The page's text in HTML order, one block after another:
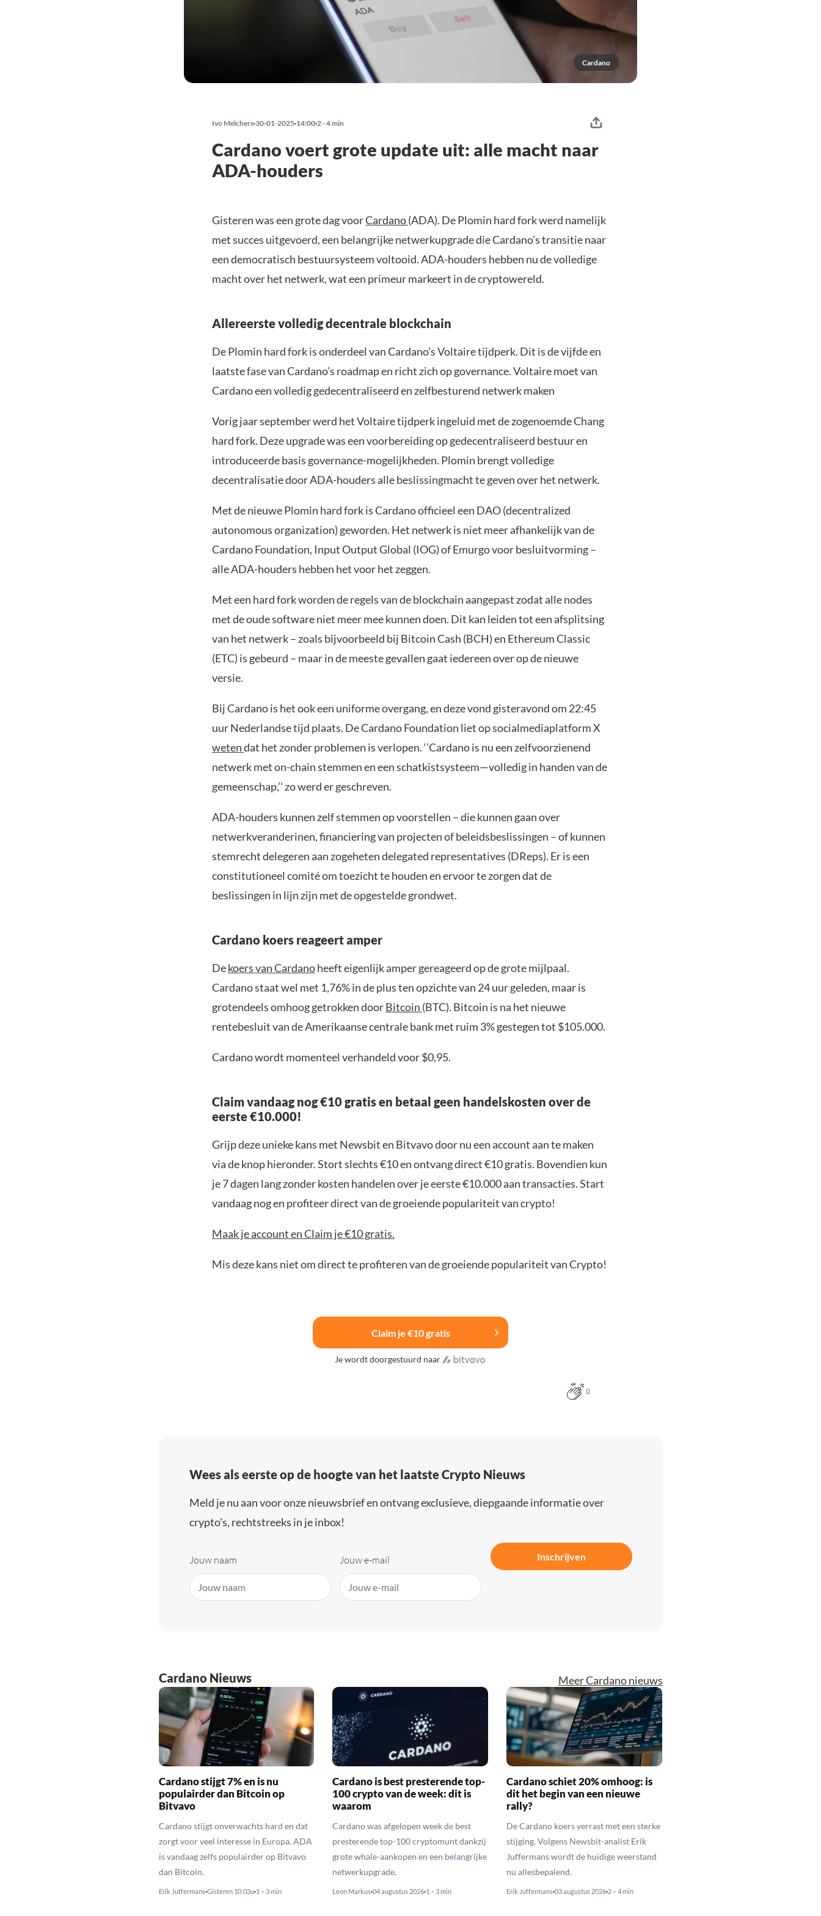
Cardano
Ivo Melchers 30-01-2025 14:00 2 - 4 min
Cardano voert grote update uit: alle macht naar
ADA-houders
Gisteren was een grote dag voorCardano(ADA). De Plomin hard fork werd namelijk
met succes uitgevoerd, een belangrijke netwerkupgrade die Cardano’s transitie naar
een democratisch bestuursysteem voltooid. ADA-houders hebben nu de volledige
macht over het netwerk, wat een primeur markeert in de cryptowereld.
Allereerste volledig decentrale blockchain
De Plomin hard fork is onderdeel van Cardano’s Voltaire tijdperk. Dit is de vijfde en
laatste fase van Cardano’s roadmap en richt zich op governance. Voltaire moet van
Cardano een volledig gedecentraliseerd en zelfbesturend netwerk maken
Vorig jaar september werd het Voltaire tijdperk ingeluid met de zogenoemde Chang
hard fork. Deze upgrade was een voorbereiding op gedecentraliseerd bestuur en
introduceerde basis governance-mogelijkheden. Plomin brengt volledige
decentralisatie door ADA-houders alle beslissingmacht te geven over het netwerk.
Met de nieuwe Plomin hard fork is Cardano officieel een DAO (decentralized
autonomous organization) geworden. Het netwerk is niet meer afhankelijk van de
Cardano Foundation, Input Output Global (IOG) of Emurgo voor besluitvorming –
alle ADA-houders hebben het voor het zeggen.
Met een hard fork worden de regels van de blockchain aangepast zodat alle nodes
met de oude software niet meer mee kunnen doen. Dit kan leiden tot een afsplitsing
van het netwerk – zoals bijvoorbeeld bij Bitcoin Cash (BCH) en Ethereum Classic
(ETC) is gebeurd – maar in de meeste gevallen gaat iedereen over op de nieuwe
versie.
Bij Cardano is het ook een uniforme overgang, en deze vond gisteravond om 22:45
uur Nederlandse tijd plaats. De Cardano Foundation liet op socialmediaplatform X
wetendat het zonder problemen is verlopen. ‘’Cardano is nu een zelfvoorzienend
netwerk met on-chain stemmen en een schatkistsysteem—volledig in handen van de
gemeenschap,’’ zo werd er geschreven.
ADA-houders kunnen zelf stemmen op voorstellen – die kunnen gaan over
netwerkveranderinen, financiering van projecten of beleidsbeslissingen – of kunnen
stemrecht delegeren aan zogeheten delegated representatives (DReps). Er is een
constitutioneel comité om toezicht te houden en ervoor te zorgen dat de
beslissingen in lijn zijn met de opgestelde grondwet.
Cardano koers reageert amper
Dekoers van Cardanoheeft eigenlijk amper gereageerd op de grote mijlpaal.
Cardano staat wel met 1,76% in de plus ten opzichte van 24 uur geleden, maar is
grotendeels omhoog getrokken doorBitcoin (BTC). Bitcoin is na het nieuwe
rentebesluit van de Amerikaanse centrale bank met ruim 3% gestegen tot $105.000.
Cardano wordt momenteel verhandeld voor $0,95.
Claim vandaag nog €10 gratis en betaal geen handelskosten over de
eerste €10.000!
Grijp deze unieke kans met Newsbit en Bitvavo door nu een account aan te maken
via de knop hieronder. Stort slechts €10 en ontvang direct €10 gratis. Bovendien kun
je 7 dagen lang zonder kosten handelen over je eerste €10.000 aan transacties. Start
vandaag nog en profiteer direct van de groeiende populariteit van crypto!
Maak je account en Claim je €10 gratis.
Mis deze kans niet om direct te profiteren van de groeiende populariteit van Crypto!
Claim je €10 gratis
Je wordt doorgestuurd naar
0
Wees als eerste op de hoogte van het laatste Crypto Nieuws
Meld je nu aan voor onze nieuwsbrief en ontvang exclusieve, diepgaande informatie over
crypto’s, rechtstreeks in je inbox!
Jouw naam Jouw e-mail Inschrijven
Cardano Nieuws Meer Cardano nieuws
Cardano stijgt 7% en is nu
populairder dan Bitcoin op
Bitvavo
Cardano stijgt onverwachts hard en dat
zorgt voor veel interesse in Europa. ADA
is vandaag zelfs populairder op Bitvavo
dan Bitcoin.
Erik Juffermans Gisteren 10:03u 1 – 3 min
Cardano is best presterende top-
100 crypto van de week: dit is
waarom
Cardano was afgelopen week de best
presterende top-100 cryptomunt dankzij
grote whale-aankopen en een belangrijke
netwerkupgrade.
Leon Markus 04 augustus 2026 1 – 3 min
Cardano schiet 20% omhoog: is
dit het begin van een nieuwe
rally?
De Cardano koers verrast met een sterke
stijging. Volgens Newsbit-analist Erik
Juffermans wordt de huidige weerstand
nu allesbepalend.
Erik Juffermans 03 augustus 2026 2 – 4 min